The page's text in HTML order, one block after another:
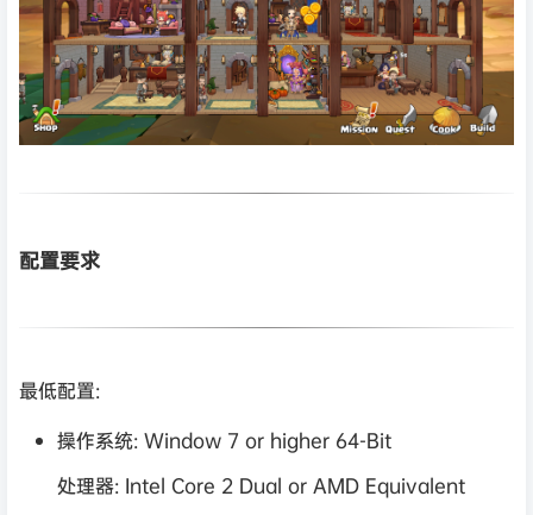
配置要求
最低配置:
操作系统: Window 7 or higher 64-Bit
处理器: Intel Core 2 Dual or AMD Equivalent